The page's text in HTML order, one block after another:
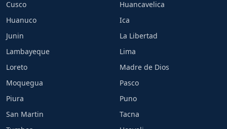
Cusco
Huancavelica
Huanuco
Ica
Junin
La Libertad
Lambayeque
Lima
Loreto
Madre de Dios
Moquegua
Pasco
Piura
Puno
San Martin
Tacna